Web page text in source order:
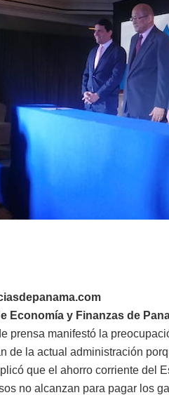
Economía y Finanzas de
prensa manifestó la
de la actual administración
que el ahorro corriente del
no alcanzan para pagar los